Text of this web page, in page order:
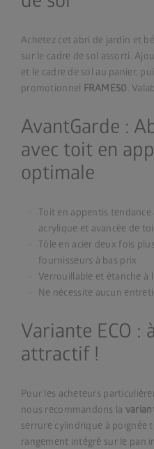
Achetez cet abri de jardin et
sur le cadre de sol assorti.
et le cadre de sol au panier,
promotionnel
FRAME50.
AvantGarde :
avec toit en
optimale
Toit en appentis tendance
acrylique et avancée de
Tôle en acier deux fois
fournisseurs à bas prix
Verrouillable et étanche à
Ne nécessite aucun
Variante ECO :
attractif !
Pour les acheteurs
nous recommandons la
serrure cylindrique à poignée
rangement intégré sur le pan